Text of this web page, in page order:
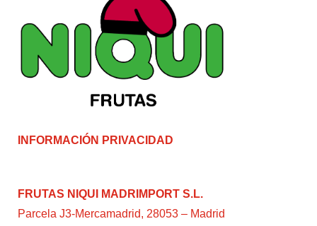
INFORMACIÓN PRIVACIDAD
FRUTAS NIQUI MADRIMPORT S.L.
Parcela J3-Mercamadrid, 28053 – Madrid